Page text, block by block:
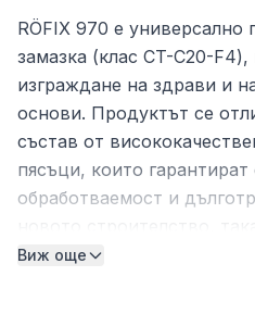
RÖFIX 970 е
замазка (клас CT-C20-
изграждане на здрави и
основи. Продуктът се
състав от
пясъци, които гарантират
обработваемост и
саниране.
Виж още